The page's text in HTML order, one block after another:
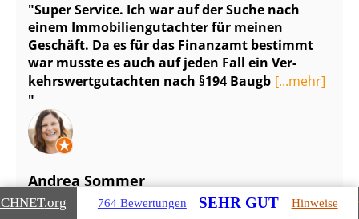
Super Service. Ich war auf der Suche nach
einem Im­mo­bi­li­en­gut­ach­ter für meinen
Geschäft. Da es für das Finanzamt bestimmt
war musste es auch auf jeden Fall ein Ver­
kehrs­wert­gut­ach­ten nach §194 Baugb [...mehr]
Andrea Sommer
vor 4 Tagen
.org 764 Bewertungen SEHR GUT Hinweise